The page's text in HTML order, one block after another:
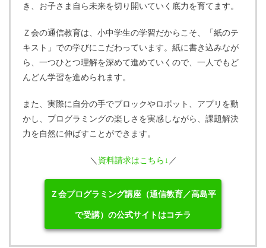
き、お子さま自ら未来を切り開いていく底力を育てます。
Ｚ会の通信教育は、小中学生の学習だからこそ、「紙のテ
キスト」での学びにこだわっています。紙に書き込みなが
ら、一つひとつ理解を深めて進めていくので、一人でもど
んどん学習を進められます。
また、実際に自分の手でブロックやロボット、アプリを動
かし、プログラミングの楽しさを実感しながら、課題解決
力を自然に伸ばすことができます。
＼ 資料請求はこちら↓ ／
Ｚ会プログラミング講座（通信教育／高島平
で受講）の公式サイトはコチラ